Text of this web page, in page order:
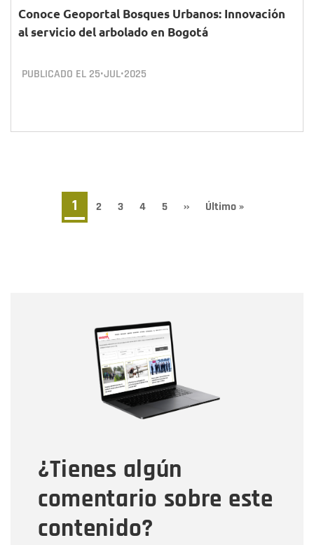
Conoce Geoportal Bosques Urbanos: Innovación
al servicio del arbolado en Bogotá
PUBLICADO EL 25•JUL•2025
Paginación
Página
actual
1 Page
2 Page
3 Page
4 Page
5
Siguiente
››
Última
Último »
¿Tienes algún
comentario sobre este
contenido?
Correo electrónico
Tipo de comentario
Mensaje